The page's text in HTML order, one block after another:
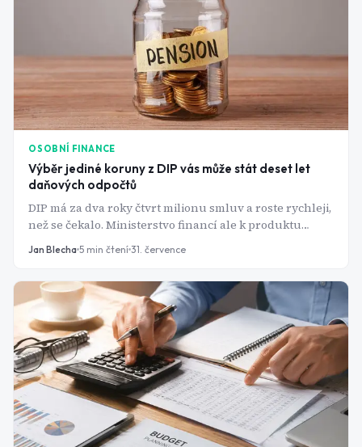
OSOBNÍ FINANCE
Výběr jediné koruny z DIP vás může stát deset let
daňových odpočtů
DIP má za dva roky čtvrt milionu smluv a roste rychleji,
než se čekalo. Ministerstvo financí ale k produktu
vydalo pravidla, ze kterých tři podstatná v žádné
Jan Blecha 5 min čtení 31. července